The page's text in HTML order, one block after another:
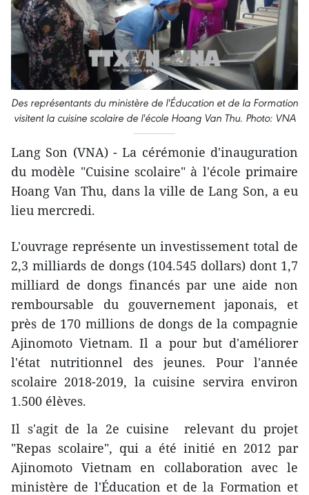
Des représentants du ministère de l'Éducation et de la Formation
visitent la cuisine scolaire de l'école Hoang Van Thu. Photo: VNA
Lang Son (VNA) - La cérémonie d'inauguration
du modèle "Cuisine scolaire" à l'école primaire
Hoang Van Thu, dans la ville de Lang Son, a eu
lieu mercredi.
L'ouvrage représente un investissement total de
2,3 milliards de dongs (104.545 dollars) dont 1,7
milliard de dongs financés par une aide non
remboursable du gouvernement japonais, et
près de 170 millions de dongs de la compagnie
Ajinomoto Vietnam. Il a pour but d'améliorer
l'état nutritionnel des jeunes. Pour l'année
scolaire 2018-2019, la cuisine servira environ
1.500 élèves.
Il s'agit de la 2e cuisine relevant du projet
"Repas scolaire", qui a été initié en 2012 par
Ajinomoto Vietnam en collaboration avec le
ministère de l'Éducation et de la Formation et